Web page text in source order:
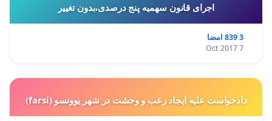
اجرای قانون سهمیه پنج درصدی،بدون تغییر
3 839 امضا
7 Oct 2017
دادخواست علیه ایجاد رعب و وحشت در شهر یوونسو (farsi)